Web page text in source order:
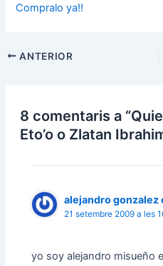
Compralo ya!!
Navegació
ANTERIOR
8 comentaris a
Eto’o o Zlatan
alejandro gonzalez
21 setembre 2009 a les
yo soy alejandro misueño